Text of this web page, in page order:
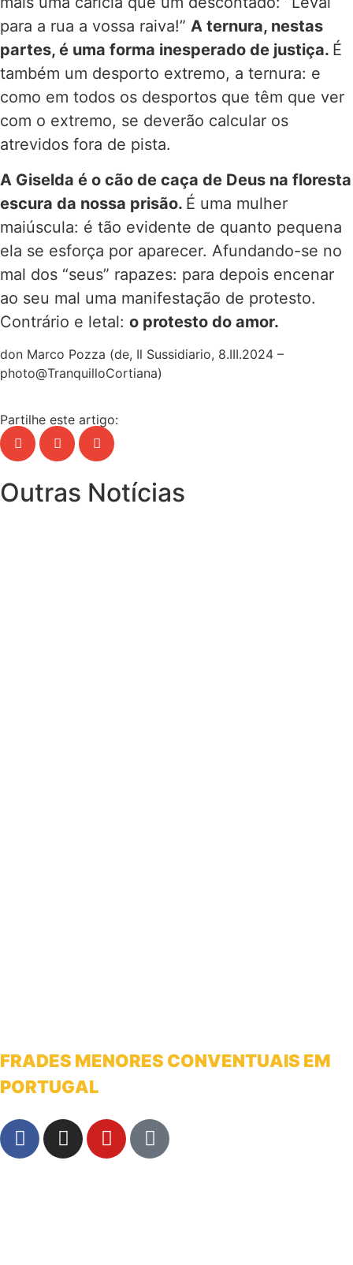
para a rua a vossa raiva!” A ternura, nestas
partes, é uma forma inesperado de justiça. É
também um desporto extremo, a ternura: e
como em todos os desportos que têm que ver
com o extremo, se deverão calcular os
atrevidos fora de pista.
A Giselda é o cão de caça de Deus na floresta
escura da nossa prisão. É uma mulher
maiúscula: é tão evidente de quanto pequena
ela se esforça por aparecer. Afundando-se no
mal dos “seus” rapazes: para depois encenar
ao seu mal uma manifestação de protesto.
Contrário e letal: o protesto do amor.
don Marco Pozza (de, Il Sussidiario, 8.III.2024 –
photo@TranquilloCortiana)
Partilhe este artigo:
Outras Notícias
FRADES MENORES CONVENTUAIS EM
PORTUGAL